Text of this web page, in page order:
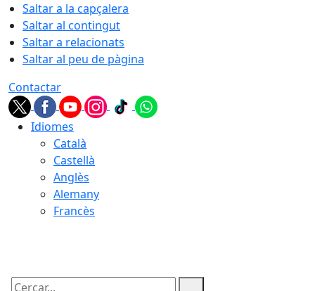
Saltar a la capçalera
Saltar al contingut
Saltar a relacionats
Saltar al peu de pàgina
Contactar
Idiomes
Català
Castellà
Anglès
Alemany
Francès